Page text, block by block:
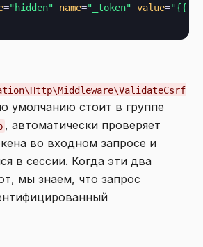
="hidden" name="_token" value="{{
умолчанию стоит в группе
, автоматически проверяет
во входном запросе и
в сессии. Когда эти два
мы знаем, что запрос